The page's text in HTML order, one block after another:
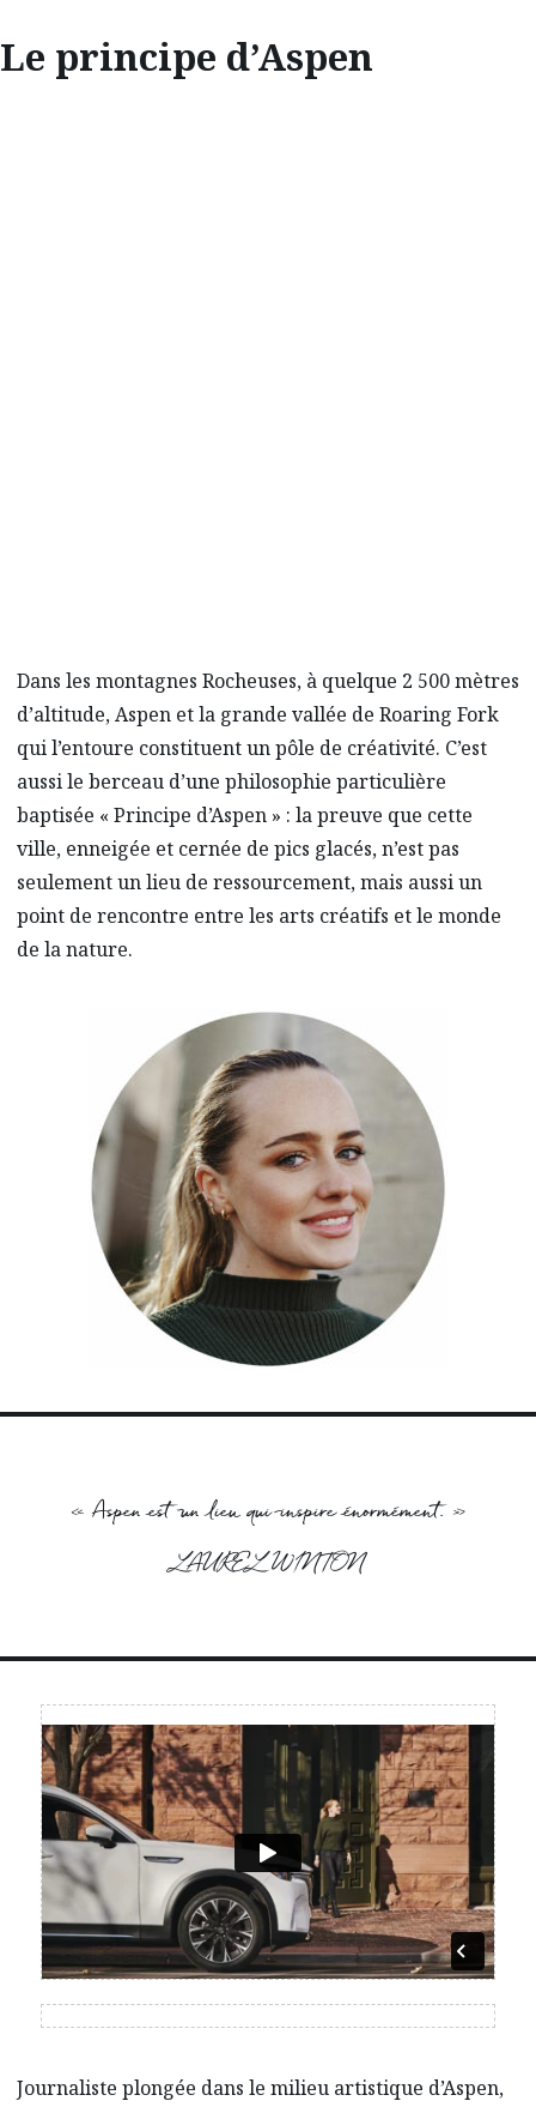
Le principe d’Aspen
Dans les montagnes Rocheuses, à quelque 2 500 mètres
d’altitude, Aspen et la grande vallée de Roaring Fork
qui l’entoure constituent un pôle de créativité. C’est
aussi le berceau d’une philosophie particulière
baptisée « Principe d’Aspen » : la preuve que cette
ville, enneigée et cernée de pics glacés, n’est pas
seulement un lieu de ressourcement, mais aussi un
point de rencontre entre les arts créatifs et le monde
de la nature.
« Aspen est un lieu qui inspire énormément. »
LAUREL WINTON
Journaliste plongée dans le milieu artistique d’Aspen,